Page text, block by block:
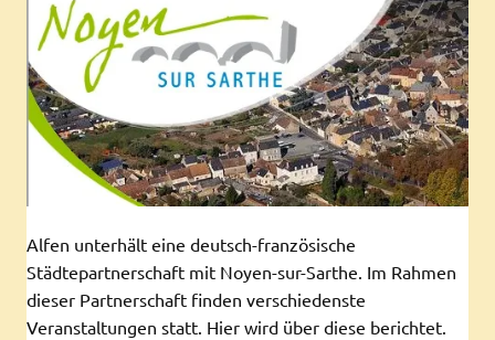
Alfen unterhält eine deutsch-französische
Städtepartnerschaft mit Noyen-sur-Sarthe. Im Rahmen
dieser Partnerschaft finden verschiedenste
Veranstaltungen statt. Hier wird über diese berichtet.